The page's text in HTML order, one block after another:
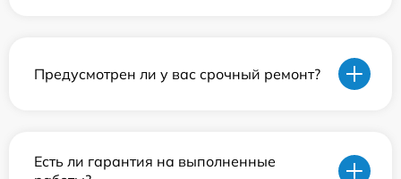
Предусмотрен ли у вас срочный ремонт?
Есть ли гарантия на выполненные